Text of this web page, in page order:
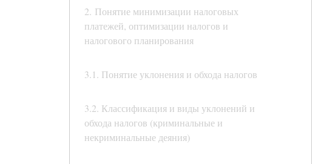
2. Понятие минимизации налоговых
платежей, оптимизации налогов и
налогового планирования
3.1. Понятие уклонения и обхода налогов
3.2. Классификация и виды уклонений и
обхода налогов (криминальные и
некриминальные деяния)